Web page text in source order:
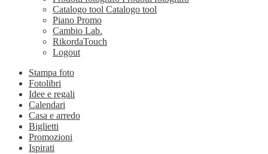
Catalogo tool Catalogo tool
Piano Promo
Cambio Lab.
RikordaTouch
Logout
Stampa foto
Fotolibri
Idee e regali
Calendari
Casa e arredo
Biglietti
Promozioni
Ispirati